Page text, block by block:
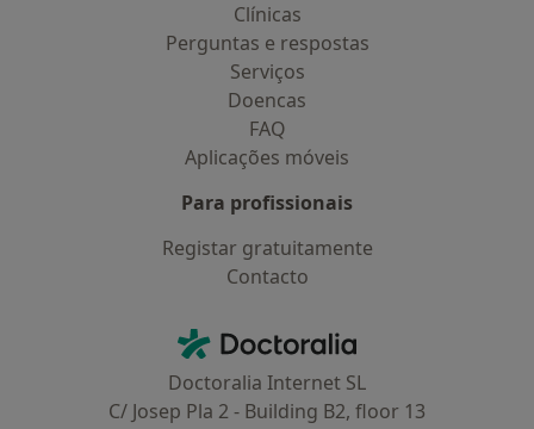
Clínicas
Perguntas e respostas
Serviços
Doencas
FAQ
Aplicações móveis
Para profissionais
Registar gratuitamente
Contacto
Doctoralia - Homepage
Doctoralia Internet SL
C/ Josep Pla 2 - Building B2, floor 13